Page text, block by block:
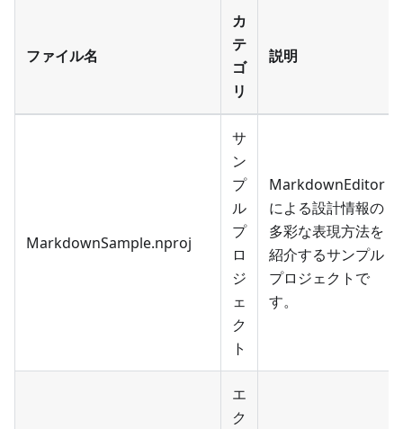
ファイル名
カ
テ
ゴ
リ
説明
MarkdownSample.nproj
サ
ン
プ
ル
プ
ロ
ジ
ェ
ク
ト
MarkdownEditor
による設計情報の
多彩な表現方法を
紹介するサンプル
プロジェクトで
す。
エ
ク